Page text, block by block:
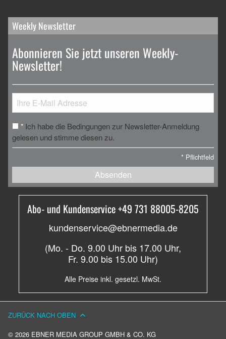
Weekly Newsletter
Abonnieren Sie jetzt unseren Weekly-
Newsletter!
* Ich habe die Bedingungen zur Newsletter-Anmeldung
gelesen und stimme diesen zu.
* Pflichtfeld
Absenden
Abo- und Kundenservice +49 731 88005-8205
kundenservice@ebnermedia.de
(Mo. - Do. 9.00 Uhr bis 17.00 Uhr,
Fr. 9.00 bis 15.00 Uhr)
Alle Preise inkl. gesetzl. MwSt.
© 2026 EBNER MEDIA GROUP GMBH & CO. KG
ZURÜCK NACH OBEN